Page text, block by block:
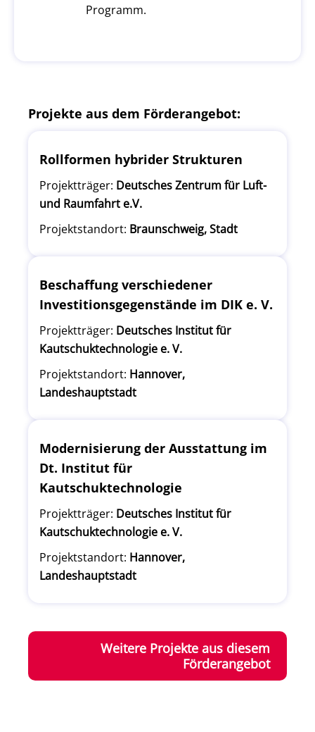
Programm.
Projekte aus dem Förderangebot:
Rollformen hybrider Strukturen
Projektträger: Deutsches Zentrum für Luft-
und Raumfahrt e.V.
Projektstandort: Braunschweig, Stadt
Beschaffung verschiedener
Investitionsgegenstände im DIK e. V.
Projektträger: Deutsches Institut für
Kautschuktechnologie e. V.
Projektstandort: Hannover,
Landeshauptstadt
Modernisierung der Ausstattung im
Dt. Institut für
Kautschuktechnologie
Projektträger: Deutsches Institut für
Kautschuktechnologie e. V.
Projektstandort: Hannover,
Landeshauptstadt
Weitere Projekte aus diesem
Förderangebot